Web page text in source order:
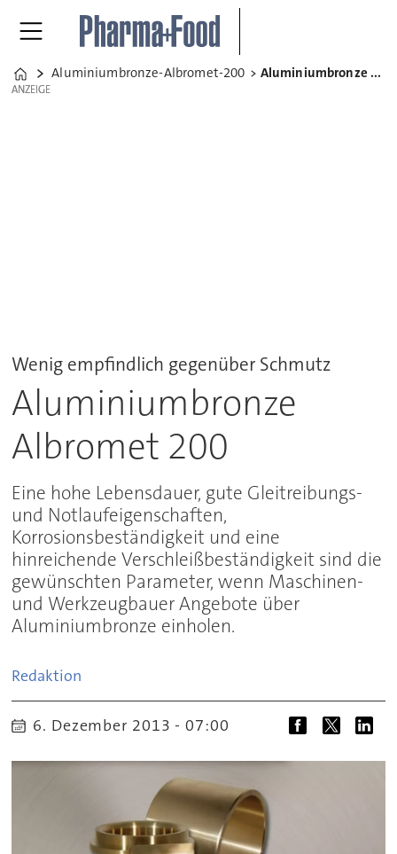
Home
Aluminiumbronze-Albromet-200 Aluminiumbronze Albromet 200
ANZEIGE
ANZEIGE
Wenig empfindlich gegenüber Schmutz
Aluminiumbronze
Albromet 200
Eine hohe Lebensdauer, gute Gleitreibungs-
und Notlaufeigenschaften,
Korrosionsbeständigkeit und eine
hinreichende Verschleißbeständigkeit sind die
gewünschten Parameter, wenn Maschinen-
und Werkzeugbauer Angebote über
Aluminiumbronze einholen.
Redaktion
6. Dezember 2013 - 07:00